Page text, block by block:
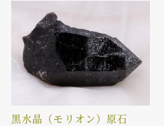
黒水晶（モリオン）原石